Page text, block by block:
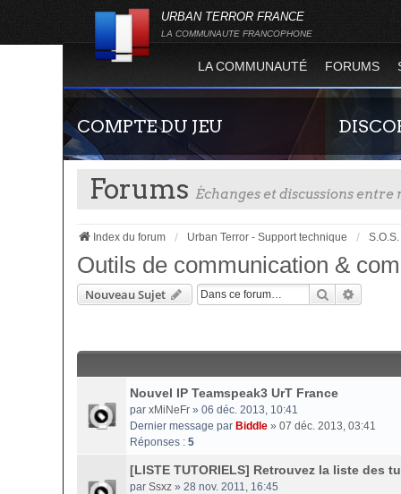
URBAN TERROR FRANCE
LA COMMUNAUTE FRANCOPHONE
LA COMMUNAUTÉ FORUMS
COMPTE DU JEU
Guide rapide concernant l'inscription sur le
serveurs de jeu de la 4.2 !
Rejoignez-
Forums Échanges et discussions
Index du forum Urban Terror - Support technique
Outils de communication &
Nouveau Sujet Rechercher
Nouvel IP Teamspeak3 UrT France
par xMiNeFr » 06 déc. 2013, 10:41
Dernier message par Biddle » 07 déc. 2013, 03:41
Réponses : 5
[LISTE TUTORIELS] Retrouvez la liste des
par Ssxz » 28 nov. 2011, 16:45